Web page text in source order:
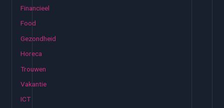
Financieel
Food
Gezondheid
Horeca
Trouwen
Vakantie
ICT